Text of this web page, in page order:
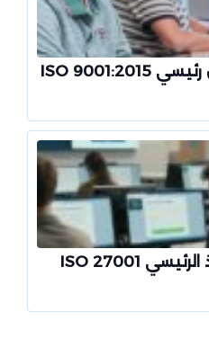
الإعداد لامتحان مدقق رئيسي ISO 9001:2015
الإعداد لامتحان المُنفّذ الرئيسي ISO 27001